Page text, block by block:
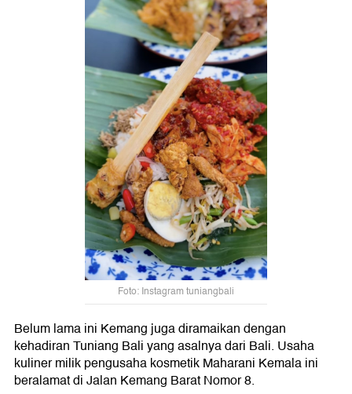
Foto: Instagram tuniangbali
Belum lama ini Kemang juga diramaikan dengan
kehadiran Tuniang Bali yang asalnya dari Bali. Usaha
kuliner milik pengusaha kosmetik Maharani Kemala ini
beralamat di Jalan Kemang Barat Nomor 8.